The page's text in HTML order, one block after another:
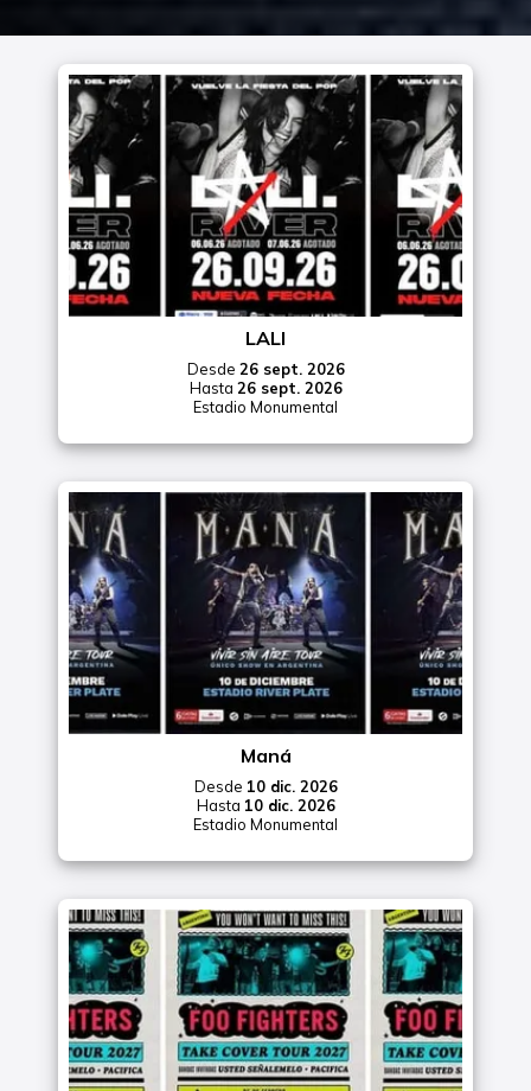
LALI
Desde 26 sept. 2026
Hasta 26 sept. 2026
Estadio Monumental
Maná
Desde 10 dic. 2026
Hasta 10 dic. 2026
Estadio Monumental